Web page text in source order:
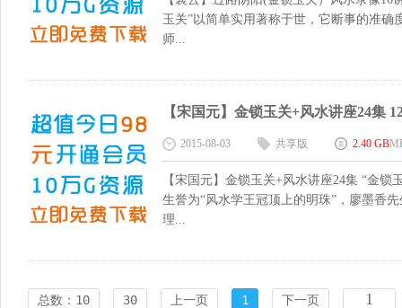
玉关”以简单实用著称于世，它断事的准
师...
【宋国元】金锁玉关+风水讲座24集
2015-08-03 共享版 2.40 GB
【宋国元】金锁玉关+风水讲座24集 “金锁
生誉为“风水学王冠顶上的明珠”，廖墨香
理...
总数：10 30 上一页 1 下一页